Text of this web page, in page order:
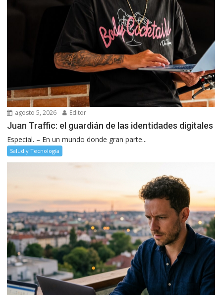
agosto 5, 2026 Editor
Juan Traffic: el guardián de las identidades digitales
Especial. – En un mundo donde gran parte...
Salud y Tecnología